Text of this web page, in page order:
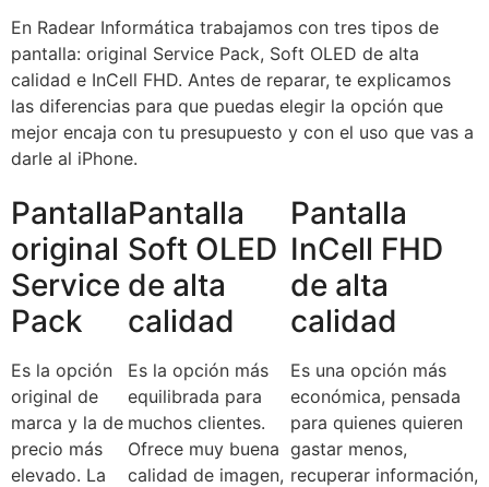
En Radear Informática trabajamos con tres tipos de
pantalla: original Service Pack, Soft OLED de alta
calidad e InCell FHD. Antes de reparar, te explicamos
las diferencias para que puedas elegir la opción que
mejor encaja con tu presupuesto y con el uso que vas a
darle al iPhone.
Pantalla
original
Service
Pack
Es la opción
original de
marca y la de
precio más
elevado. La
Pantalla
Soft OLED
de alta
calidad
Es la opción más
equilibrada para
muchos clientes.
Ofrece muy buena
calidad de imagen,
Pantalla
InCell FHD
de alta
calidad
Es una opción más
económica, pensada
para quienes quieren
gastar menos,
recuperar información,